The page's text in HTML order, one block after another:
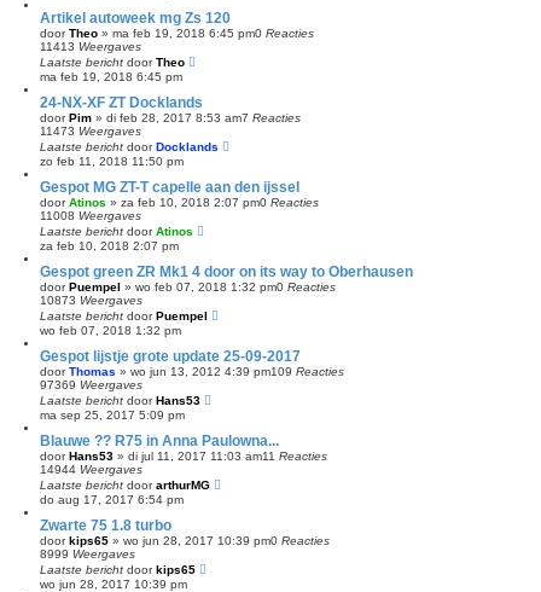
Artikel autoweek mg Zs 120
doorTheo » ma feb 19, 2018 6:45 pm0 Reacties
11413 Weergaves
Laatste bericht doorTheo
ma feb 19, 2018 6:45 pm
24-NX-XF ZT Docklands
doorPim » di feb 28, 2017 8:53 am7 Reacties
11473 Weergaves
Laatste bericht doorDocklands
zo feb 11, 2018 11:50 pm
Gespot MG ZT-T capelle aan den ijssel
doorAtinos » za feb 10, 2018 2:07 pm0 Reacties
11008 Weergaves
Laatste bericht doorAtinos
za feb 10, 2018 2:07 pm
Gespot green ZR Mk1 4 door on its way to Oberhausen
doorPuempel » wo feb 07, 2018 1:32 pm0 Reacties
10873 Weergaves
Laatste bericht doorPuempel
wo feb 07, 2018 1:32 pm
Gespot lijstje grote update 25-09-2017
doorThomas » wo jun 13, 2012 4:39 pm109 Reacties
97369 Weergaves
Laatste bericht doorHans53
ma sep 25, 2017 5:09 pm
Blauwe ?? R75 in Anna Paulowna...
doorHans53 » di jul 11, 2017 11:03 am11 Reacties
14944 Weergaves
Laatste bericht doorarthurMG
do aug 17, 2017 6:54 pm
Zwarte 75 1.8 turbo
doorkips65 » wo jun 28, 2017 10:39 pm0 Reacties
8999 Weergaves
Laatste bericht doorkips65
wo jun 28, 2017 10:39 pm